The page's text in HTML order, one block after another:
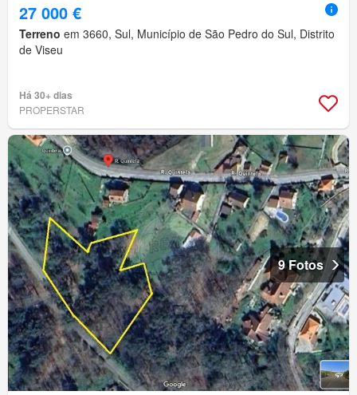
27 000 €
Terreno em 3660, Sul, Município de São Pedro do Sul, Distrito
de Viseu
Há 30+ dias
PROPERSTAR
9 Fotos